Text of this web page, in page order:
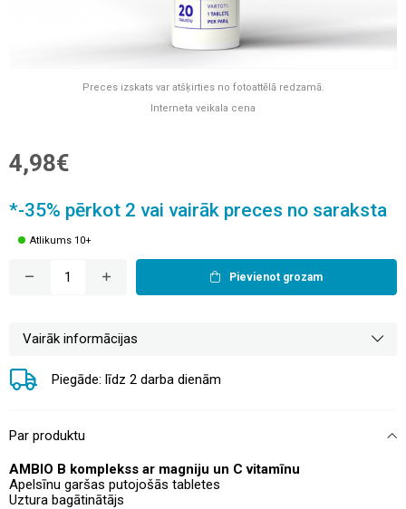
Preces izskats var atšķirties no fotoattēlā redzamā.
Interneta veikala cena
4,98€
*-35% pērkot 2 vai vairāk preces no saraksta
Atlikums 10+
Pievienot grozam
Vairāk informācijas
Piegāde: līdz 2 darba dienām
Par produktu
AMBIO B komplekss ar magniju un C vitamīnu
Apelsīnu garšas putojošās tabletes
Uztura bagātinātājs